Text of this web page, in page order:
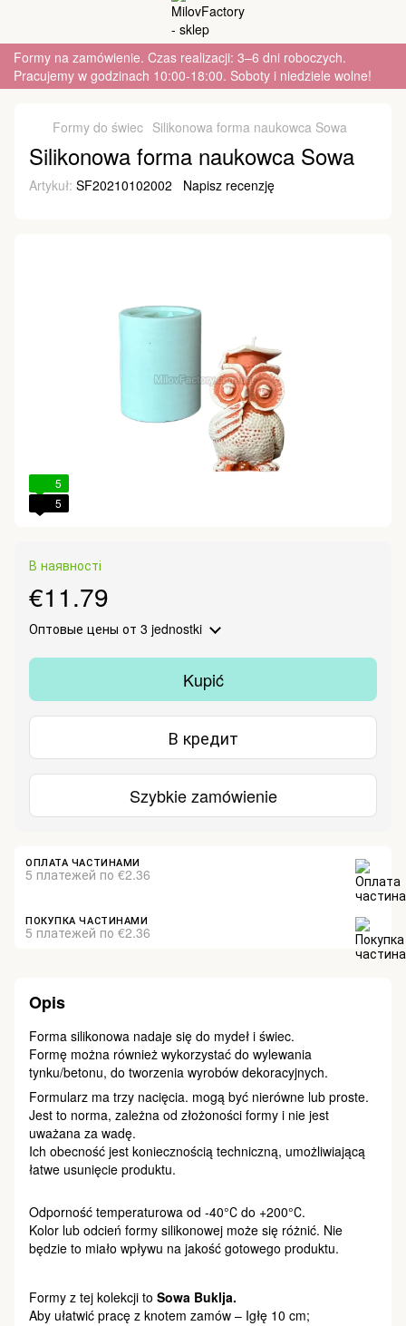
Formy na zamówienie. Czas realizacji: 3–6 dni roboczych.
Pracujemy w godzinach 10:00-18:00. Soboty i niedziele wolne!
Formy do świec Silikonowa forma naukowca Sowa
Silikonowa forma naukowca Sowa
Artykuł: SF20210102002 Napisz recenzję
5
5
В наявності
€11.79
Оптовые цены от 3 jednostki
Kupić
В кредит
Szybkie zamówienie
ОПЛАТА ЧАСТИНАМИ
5 платежей по €2.36
ПОКУПКА ЧАСТИНАМИ
5 платежей по €2.36
Opis
Forma silikonowa nadaje się do mydeł i świec.
Formę można również wykorzystać do wylewania
tynku/betonu, do tworzenia wyrobów dekoracyjnych.
Formularz ma trzy nacięcia. mogą być nierówne lub proste.
Jest to norma, zależna od złożoności formy i nie jest
uważana za wadę.
Ich obecność jest koniecznością techniczną, umożliwiającą
łatwe usunięcie produktu.
Odporność temperaturowa od -40°С do +200°С.
Kolor lub odcień formy silikonowej może się różnić. Nie
będzie to miało wpływu na jakość gotowego produktu.
Formy z tej kolekcji to Sowa Buklja.
Aby ułatwić pracę z knotem zamów – Igłę 10 cm;